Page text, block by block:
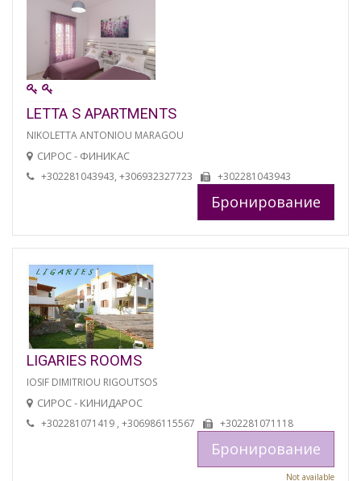
LETTA S APARTMENTS
NIKOLETTA ANTONIOU MARAGOU
СИРОС - ФИНИКАС
+302281043943, +306932327723 +302281043943
Бронирование
LIGARIES ROOMS
IOSIF DIMITRIOU RIGOUTSOS
СИРОС - КИНИДАРОС
+302281071419 , +306986115567 +302281071118
Бронирование
Not available